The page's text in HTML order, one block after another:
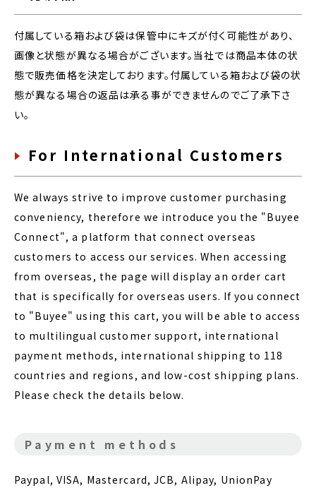
付属している箱および袋は保管中にキズが付く可能性があり、
画像と状態が異なる場合がございます。当社では商品本体の状
態で販売価格を決定しております。付属している箱および袋の状
態が異なる場合の返品は承る事ができませんのでご了承下さ
い。
For International Customers
We always strive to improve customer purchasing
conveniency, therefore we introduce you the "Buyee
Connect", a platform that connect overseas
customers to access our services. When accessing
from overseas, the page will display an order cart
that is specifically for overseas users. If you connect
to "Buyee" using this cart, you will be able to access
to multilingual customer support, international
payment methods, international shipping to 118
countries and regions, and low-cost shipping plans.
Please check the details below.
Payment methods
Paypal, VISA, Mastercard, JCB, Alipay, UnionPay